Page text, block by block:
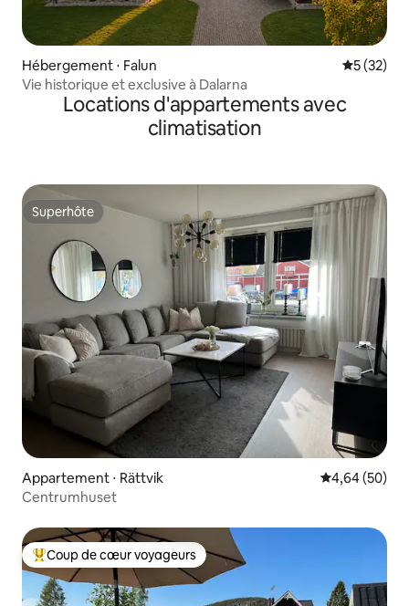
Hébergement ⋅ Falun
5 (32)
Vie historique et exclusive à Dalarna
Locations d'appartements avec
climatisation
Superhôte
Superhôte
Appartement ⋅ Rättvik Évaluation
4,64 (50)
Centrumhuset
Coups de cœur voyageurs les plus appréciés
Coup de cœur voyageurs